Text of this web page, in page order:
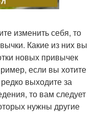
изменить себя, то
Какие из них вы
новых привычек
если вы хотите
выходите за
то вам следует
нужны другие